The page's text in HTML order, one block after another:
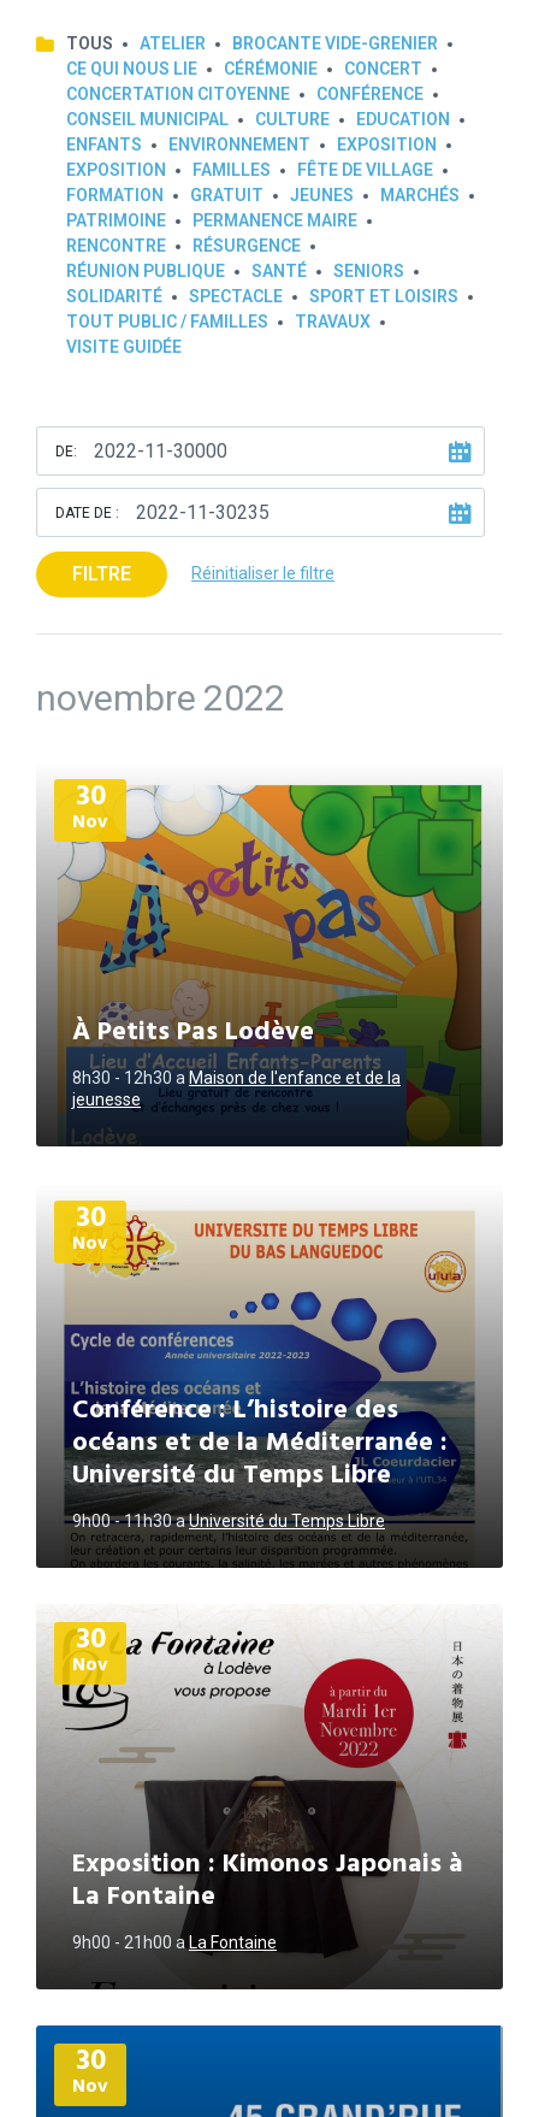
TOUS ATELIER
BROCANTE VIDE-GRENIER
CE QUI NOUS LIE
CÉRÉMONIE
CONCERT
CONCERTATION CITOYENNE
CONFÉRENCE
CONSEIL MUNICIPAL
CULTURE
EDUCATION
ENFANTS
ENVIRONNEMENT
EXPOSITION
EXPOSITION
FAMILLES
FÊTE DE VILLAGE
FORMATION
GRATUIT JEUNES
MARCHÉS
PATRIMOINE
PERMANENCE MAIRE
RENCONTRE
RÉSURGENCE
RÉUNION PUBLIQUE
SANTÉ
SENIORS
SOLIDARITÉ
SPECTACLE
SPORT ET LOISIRS
TOUT PUBLIC / FAMILLES
TRAVAUX
VISITE GUIDÉE
DE:
DATE DE :
FILTRE Réinitialiser le filtre
novembre 2022
30
Nov
À Petits Pas Lodève
8h30 - 12h30 a Maison de l'enfance et de la
jeunesse
d'informations
30
Nov
Conférence : L’histoire des
océans et de la Méditerranée :
Université du Temps Libre
9h00 - 11h30aUniversité du Temps Libre
d'informations
30
Nov
Exposition : Kimonos Japonais à
La Fontaine
9h00 - 21h00 a La Fontaine
d'informations
30
Nov
Plus
d'informations